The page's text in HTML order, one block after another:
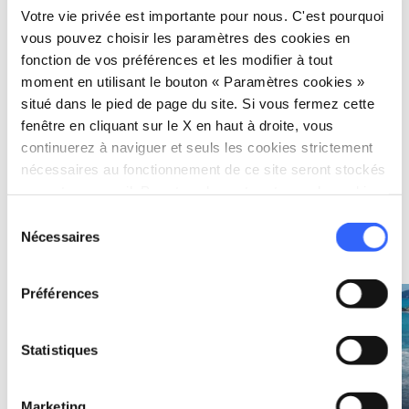
Votre vie privée est importante pour nous. C'est pourquoi
vous pouvez choisir les paramètres des cookies en
fonction de vos préférences et les modifier à tout
moment en utilisant le bouton « Paramètres cookies »
situé dans le pied de page du site. Si vous fermez cette
fenêtre en cliquant sur le X en haut à droite, vous
continuerez à naviguer et seuls les cookies strictement
nécessaires au fonctionnement de ce site seront stockés
Nécessaires
Préférences
Statistiques
photo_camera Attractions
Parc national de
l’Archipel de la
Toscane
Idées Voir sur la carte
favorite_border